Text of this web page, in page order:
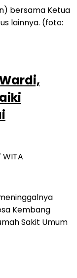
WITA
Kembang
Sakit Umum